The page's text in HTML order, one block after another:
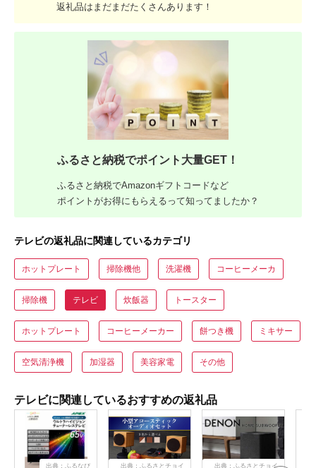
返礼品はまだまだたくさんあります！
ふるさと納税でポイント大量GET！
ふるさと納税でAmazonギフトコードなど
ポイントがお得にもらえるって知ってましたか？
テレビの返礼品に関連しているカテゴリ
ホットプレート 掃除機他 洗濯機 コーヒーメーカ
掃除機 テレビ 炊飯器 トースター
ホットプレート コーヒーメーカー 餅つき機 ミキサー
空気清浄機 加湿器 美容家電 その他
テレビに関連しているおすすめの返礼品
出典：ふるなび
出典：ふるさとチョイ
出典：ふるさとチョイ